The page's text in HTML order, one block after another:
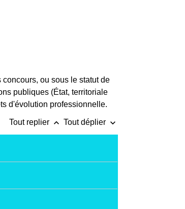
ou sous le statut de
publiques (État, territoriale
d'évolution professionnelle.
Tout replier keyboard_arrow_up Tout déplier keyboard_arrow_down